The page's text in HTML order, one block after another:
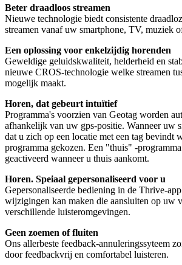
Beter draadloos streamen
Nieuwe technologie biedt consistente
streamen vanaf uw smartphone, TV, muziek
Een oplossing voor enkelzijdig horenden
Geweldige geluidskwaliteit, helderheid en
nieuwe CROS-technologie welke streamen
mogelijk maakt.
Horen, dat gebeurt intuïtief
Programma's voorzien van Geotag worden
afhankelijk van uw gps-positie. Wanneer uw
dat u zich op een locatie met een tag bevindt
programma gekozen. Een "thuis" -
geactiveerd wanneer u thuis aankomt.
Horen. Speiaal gepersonaliseerd voor u
Gepersonaliseerde bediening in de Thrive-
wijzigingen kan maken die aansluiten op uw
verschillende luisteromgevingen.
Geen zoemen of fluiten
Ons allerbeste feedback-annuleringssyteem
door feedbackvrij en comfortabel luisteren.